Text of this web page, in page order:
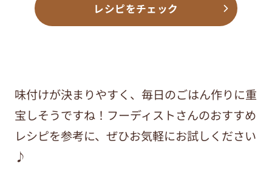
レシピをチェック
味付けが決まりやすく、毎日のごはん作りに重
宝しそうですね！フーディストさんのおすすめ
レシピを参考に、ぜひお気軽にお試しください
♪